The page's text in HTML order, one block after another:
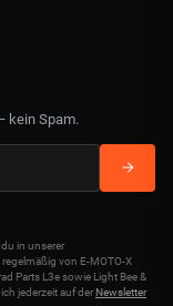
kein Spam.
in unserer
regelmäßig von E-MOTO-X
Parts L3e sowie Light Bee &
jederzeit auf der Newsletter